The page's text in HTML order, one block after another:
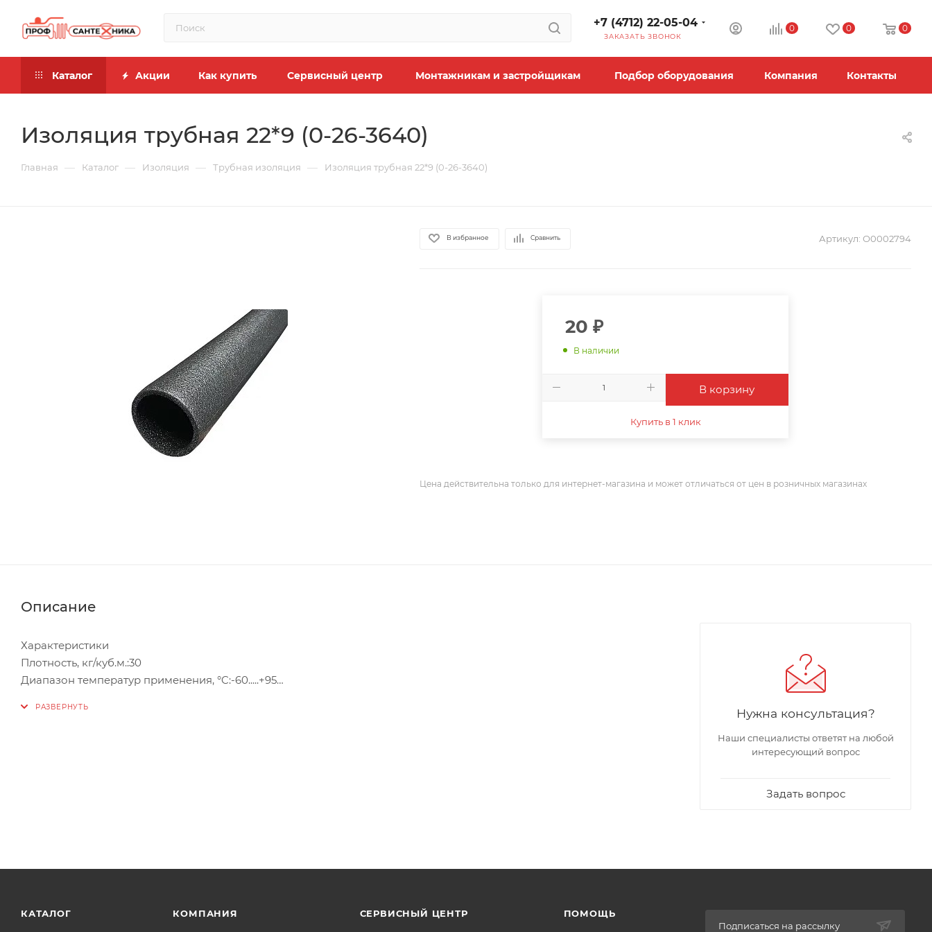
+7 (4712) 22-05-04
ЗАКАЗАТЬ ЗВОНОК
0 0 0
Каталог Акции Как купить Сервисный центр Монтажникам и застройщикам Подбор оборудования Компания Контакты
Изоляция трубная 22*9 (0-26-3640)
Главная — Каталог — Изоляция — Трубная изоляция — Изоляция трубная 22*9 (0-26-3640)
В избранное Сравнить Артикул: О0002794
20 ₽
В наличии
В корзину
Купить в 1 клик
Цена действительна только для интернет-магазина и может отличаться от цен в розничных магазинах
Описание
Характеристики
Плотность, кг/куб.м.:30
Диапазон температур применения, °C:-60.....+95
Нужна консультация?
Наши специалисты ответят на любой
интересующий вопрос
Задать вопрос
КАТАЛОГ КОМПАНИЯ СЕРВИСНЫЙ ЦЕНТР
ПОМОЩЬ
Подписаться на рассылку